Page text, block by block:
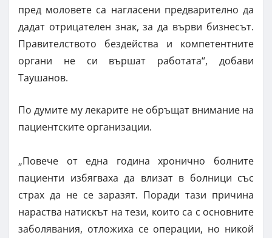
пред моловете са нагласени предварително да
дадат отрицателен знак, за да върви бизнесът.
Правителството бездейства и компетентните
органи не си вършат работата“, добави
Таушанов.
По думите му лекарите не обръщат внимание на
пациентските организации.
„Повече от една година хронично болните
пациенти избягваха да влизат в болници със
страх да не се заразят. Поради тази причина
нараства натискът на тези, които са с основните
заболявания, отложиха се операции, но никой